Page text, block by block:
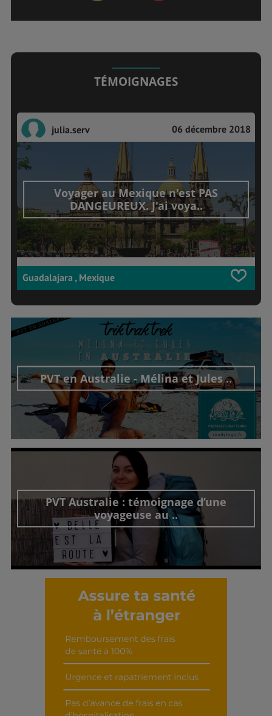
TÉMOIGNAGES
julia.serv 06 décembre 2018
Voyager au Mexique n'est PAS
DANGEUREUX. J'ai voya..
Guadalajara , Mexique
PVT en Australie - Mélina et Jules ..
Découvrir cet interview
PVT Australie : témoignage d’une
voyageuse au ..
Découvrir cet interview